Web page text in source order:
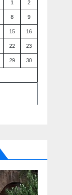
1 2
8 9
15 16
22 23
29 30